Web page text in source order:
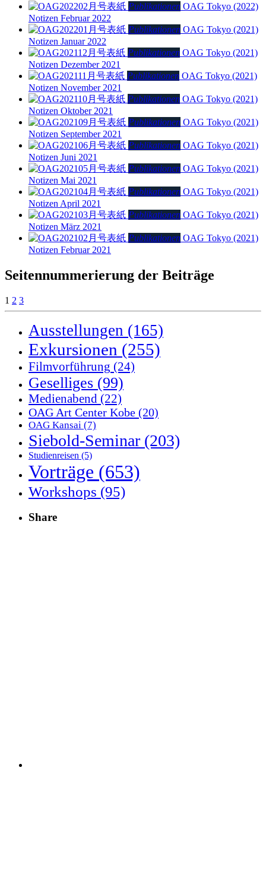
Publikationen OAG Tokyo (2022)
Notizen Februar 2022
Publikationen OAG Tokyo (2021)
Notizen Januar 2022
Publikationen OAG Tokyo (2021)
Notizen Dezember 2021
Publikationen OAG Tokyo (2021)
Notizen November 2021
Publikationen OAG Tokyo (2021)
Notizen Oktober 2021
Publikationen OAG Tokyo (2021)
Notizen September 2021
Publikationen OAG Tokyo (2021)
Notizen Juni 2021
Publikationen OAG Tokyo (2021)
Notizen Mai 2021
Publikationen OAG Tokyo (2021)
Notizen April 2021
Publikationen OAG Tokyo (2021)
Notizen März 2021
Publikationen OAG Tokyo (2021)
Notizen Februar 2021
Seitennummerierung der Beiträge
1 2 3
Ausstellungen (165)
Exkursionen (255)
Filmvorführung (24)
Geselliges (99)
Medienabend (22)
OAG Art Center Kobe (20)
OAG Kansai (7)
Siebold-Seminar (203)
Studienreisen (5)
Vorträge (653)
Workshops (95)
Share